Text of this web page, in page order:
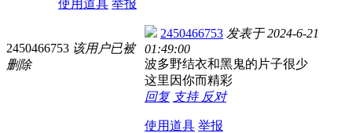
使用道具 举报
2450466753 该用户已被
删除
2450466753 发表于2024-6-21
01:49:00
波多野结衣和黑鬼的片子很少
这里因你而精彩
回复 支持 反对
使用道具 举报